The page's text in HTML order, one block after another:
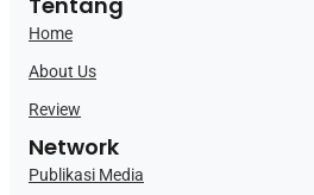
Home
About Us
Review
Network
Publikasi Media